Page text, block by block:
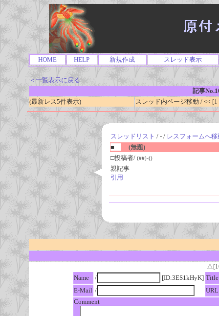
HOME HELP 新規作成 スレッド表示
＜一覧表示に戻る
記事
(最新レス5件表示)
スレッド内ページ移動 / <<
スレッドリスト / - / レスフォームへ移
■
(無題)
□投稿者/ (##)-()
親記事
引用
Name
/ [ID:3ES1kHyK] Title
E-Mail /
URL
Comment